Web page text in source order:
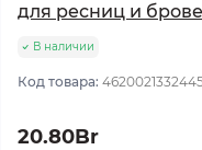
для ресниц и
В наличии
Код товара:
20.80Br